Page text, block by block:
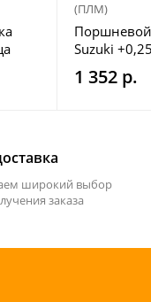
(ПЛМ)
Suzuki
1 352 р.
широкий выбор
заказа